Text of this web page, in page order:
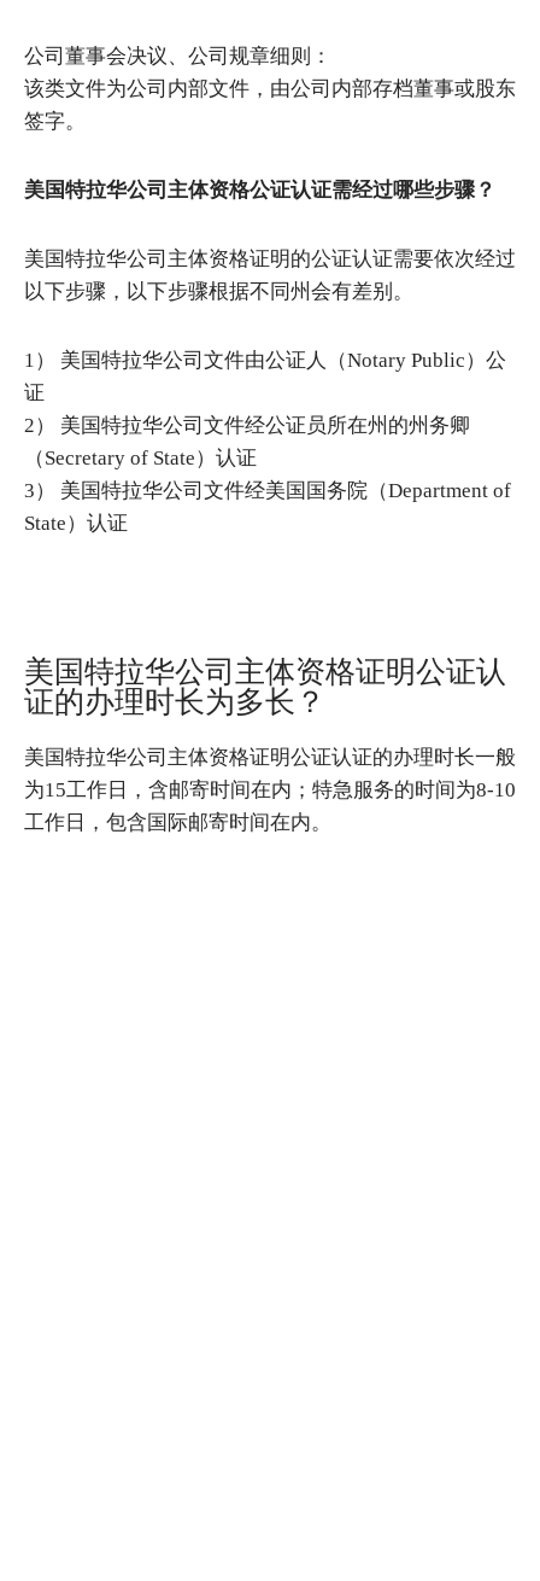
公司董事会决议、公司规章细则：
该类文件为公司内部文件，由公司内部存档董事或股东
签字。
美国特拉华公司主体资格公证认证需经过哪些步骤？
美国特拉华公司主体资格证明的公证认证需要依次经过
以下步骤，以下步骤根据不同州会有差别。
1） 美国特拉华公司文件由公证人（Notary Public）公
证
2） 美国特拉华公司文件经公证员所在州的州务卿
（Secretary of State）认证
3） 美国特拉华公司文件经美国国务院（Department of
State）认证
美国特拉华公司主体资格证明公证认
证的办理时长为多长？
美国特拉华公司主体资格证明公证认证的办理时长一般
为15工作日，含邮寄时间在内；特急服务的时间为8-10
工作日，包含国际邮寄时间在内。